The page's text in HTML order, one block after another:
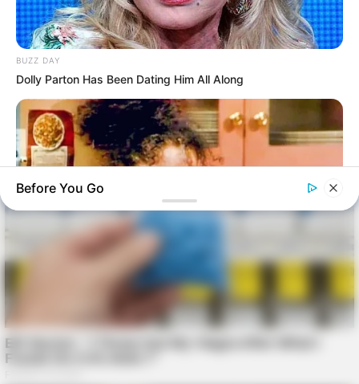
BUZZ DAY
Dolly Parton Has Been Dating Him All Along
Cosby Show Producers Destroyed Denise's Independence
For Cheap Laughs
Before You Go